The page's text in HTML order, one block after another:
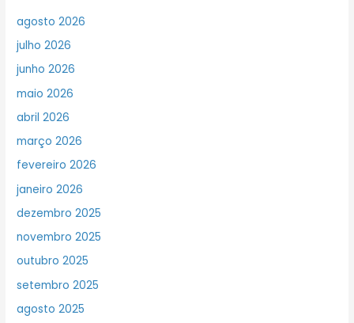
agosto 2026
julho 2026
junho 2026
maio 2026
abril 2026
março 2026
fevereiro 2026
janeiro 2026
dezembro 2025
novembro 2025
outubro 2025
setembro 2025
agosto 2025